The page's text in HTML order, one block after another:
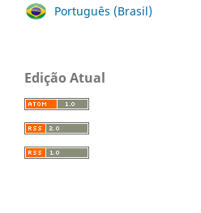
Português (Brasil)
Edição Atual